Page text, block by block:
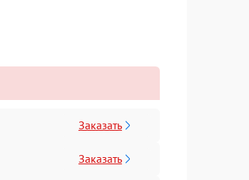
Заказать
Заказать